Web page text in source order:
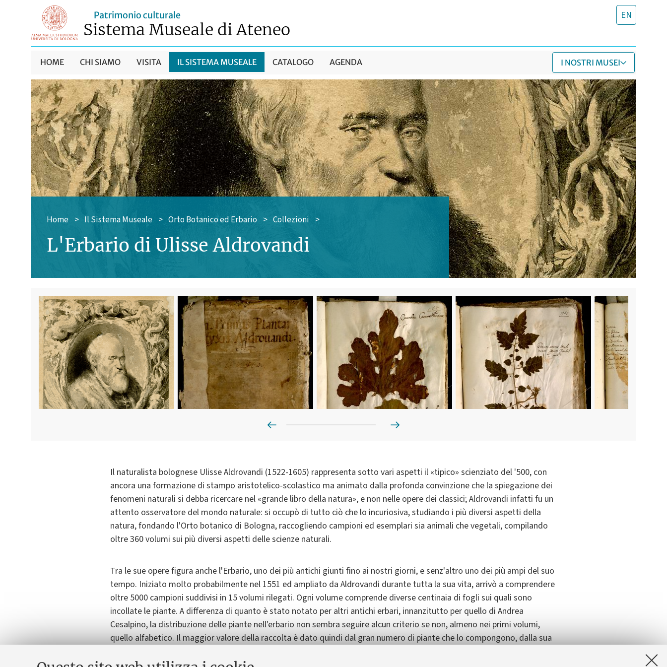
Patrimonio culturale
Sistema Museale di Ateneo
EN
HOME CHI SIAMO VISITA IL SISTEMA MUSEALE CATALOGO AGENDA I NOSTRI MUSEI
Home > Il Sistema Museale > Orto Botanico ed Erbario > Collezioni >
L'Erbario di Ulisse Aldrovandi
Il naturalista bolognese Ulisse Aldrovandi (1522-1605) rappresenta sotto vari aspetti il «tipico» scienziato del '500, con
ancora una formazione di stampo aristotelico-scolastico ma animato dalla profonda convinzione che la spiegazione dei
fenomeni naturali si debba ricercare nel «grande libro della natura», e non nelle opere dei classici; Aldrovandi infatti fu un
attento osservatore del mondo naturale: si occupò di tutto ciò che lo incuriosiva, studiando i più diversi aspetti della
natura, fondando l'Orto botanico di Bologna, raccogliendo campioni ed esemplari sia animali che vegetali, compilando
oltre 360 volumi sui più diversi aspetti delle scienze naturali.
Tra le sue opere figura anche l'Erbario, uno dei più antichi giunti fino ai nostri giorni, e senz'altro uno dei più ampi del suo
tempo. Iniziato molto probabilmente nel 1551 ed ampliato da Aldrovandi durante tutta la sua vita, arrivò a comprendere
oltre 5000 campioni suddivisi in 15 volumi rilegati. Ogni volume comprende diverse centinaia di fogli sui quali sono
incollate le piante. A differenza di quanto è stato notato per altri antichi erbari, innanzitutto per quello di Andrea
Cesalpino, la distribuzione delle piante nell'erbario non sembra seguire alcun criterio se non, almeno nei primi volumi,
quello alfabetico. Il maggior valore della raccolta è dato quindi dal gran numero di piante che lo compongono, dalla sua